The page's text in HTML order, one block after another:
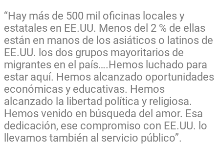
“Hay más de 500 mil oficinas locales y
estatales en EE.UU. Menos del 2 % de ellas
están en manos de los asiáticos o latinos de
EE.UU. los dos grupos mayoritarios de
migrantes en el país….Hemos luchado para
estar aquí. Hemos alcanzado oportunidades
económicas y educativas. Hemos
alcanzado la libertad política y religiosa.
Hemos venido en búsqueda del amor. Esa
dedicación, ese compromiso con EE.UU. lo
llevamos también al servicio público”.